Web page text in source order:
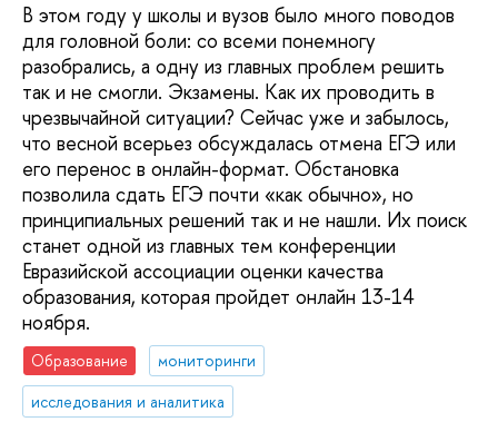
В этом году у школы и вузов было много поводов
для головной боли: со всеми понемногу
разобрались, а одну из главных проблем решить
так и не смогли. Экзамены. Как их проводить в
чрезвычайной ситуации? Сейчас уже и забылось,
что весной всерьез обсуждалась отмена ЕГЭ или
его перенос в онлайн-формат. Обстановка
позволила сдать ЕГЭ почти «как обычно», но
принципиальных решений так и не нашли. Их поиск
станет одной из главных тем конференции
Евразийской ассоциации оценки качества
образования, которая пройдет онлайн 13-14
ноября.
Образование
мониторинги
исследования и аналитика